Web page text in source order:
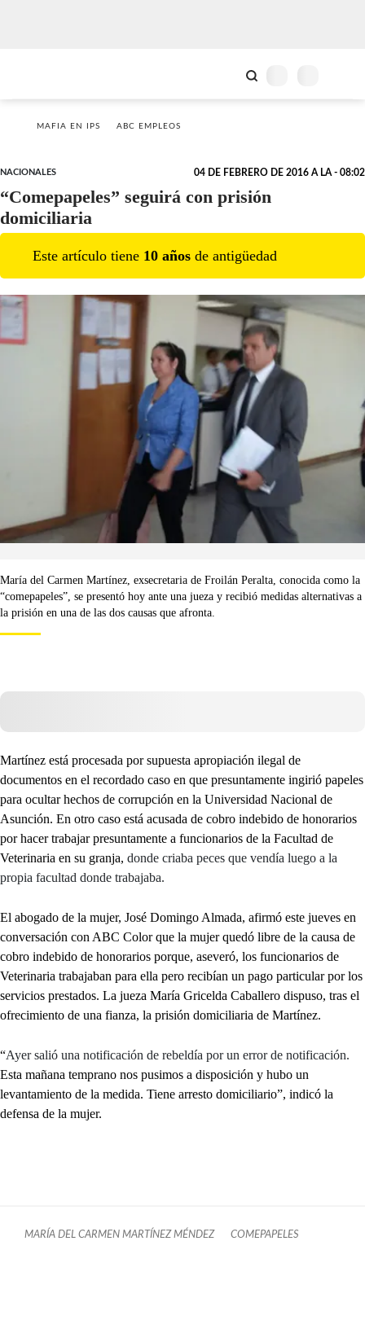
MAFIA EN IPS ABC EMPLEOS
NACIONALES 04 DE FEBRERO DE 2016 A LA - 08:02
“Comepapeles” seguirá con prisión
domiciliaria
Este artículo tiene 10 años de antigüedad
María del Carmen Martínez, exsecretaria de Froilán Peralta, conocida como la
“comepapeles”, se presentó hoy ante una jueza y recibió medidas alternativas a
la prisión en una de las dos causas que afronta.
Martínez está procesada por supuesta apropiación ilegal de
documentos en el recordado caso en que presuntamente ingirió papeles
para ocultar hechos de corrupción en la Universidad Nacional de
Asunción. En otro caso está acusada de cobro indebido de honorarios
por hacer trabajar presuntamente a funcionarios de la Facultad de
Veterinaria en su granja, donde criaba peces que vendía luego a la
propia facultad donde trabajaba.
El abogado de la mujer, José Domingo Almada, afirmó este jueves en
conversación con ABC Color que la mujer quedó libre de la causa de
cobro indebido de honorarios porque, aseveró, los funcionarios de
Veterinaria trabajaban para ella pero recibían un pago particular por los
servicios prestados. La jueza María Gricelda Caballero dispuso, tras el
ofrecimiento de una fianza, la prisión domiciliaria de Martínez.
“Ayer salió una notificación de rebeldía por un error de notificación.
Esta mañana temprano nos pusimos a disposición y hubo un
levantamiento de la medida. Tiene arresto domiciliario”, indicó la
defensa de la mujer.
MARÍA DEL CARMEN MARTÍNEZ MÉNDEZ COMEPAPELES